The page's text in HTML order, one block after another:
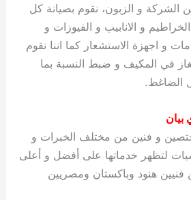
الشركة و الزبون، نقوم بصيانة كل
و الانابيب و الفيوزات و
و اجهزة الاستشعار كما اننا نقوم
في المكيف و ضبط النسبة بما
الضاغط.
بيان
و فنين من مختلف الخبرات و
لتظهر خدماتها على أفضل و أعلى
فنيين هنود وباكستان ومصريين